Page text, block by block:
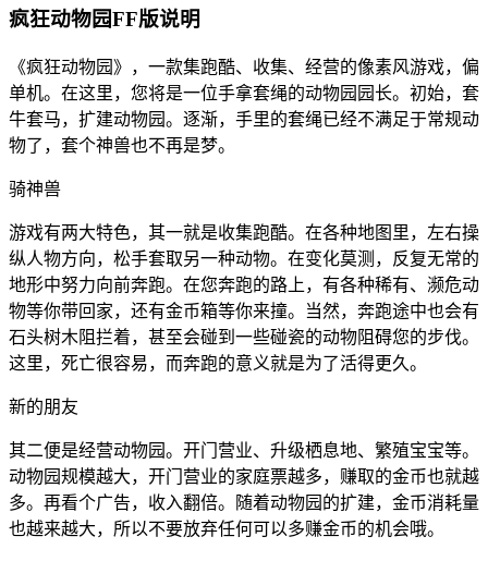
疯狂动物园FF版说明
《疯狂动物园》，一款集跑酷、收集、经营的像素风游戏，偏
单机。在这里，您将是一位手拿套绳的动物园园长。初始，套
牛套马，扩建动物园。逐渐，手里的套绳已经不满足于常规动
物了，套个神兽也不再是梦。
骑神兽
游戏有两大特色，其一就是收集跑酷。在各种地图里，左右操
纵人物方向，松手套取另一种动物。在变化莫测，反复无常的
地形中努力向前奔跑。在您奔跑的路上，有各种稀有、濒危动
物等你带回家，还有金币箱等你来撞。当然，奔跑途中也会有
石头树木阻拦着，甚至会碰到一些碰瓷的动物阻碍您的步伐。
这里，死亡很容易，而奔跑的意义就是为了活得更久。
新的朋友
其二便是经营动物园。开门营业、升级栖息地、繁殖宝宝等。
动物园规模越大，开门营业的家庭票越多，赚取的金币也就越
多。再看个广告，收入翻倍。随着动物园的扩建，金币消耗量
也越来越大，所以不要放弃任何可以多赚金币的机会哦。